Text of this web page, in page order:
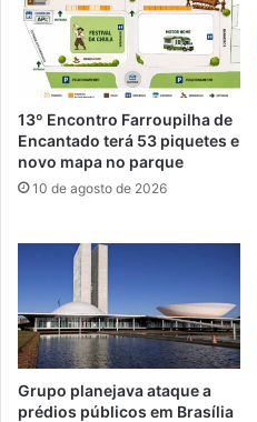
13º Encontro Farroupilha de
Encantado terá 53 piquetes e
novo mapa no parque
10 de agosto de 2026
Grupo planejava ataque a
prédios públicos em Brasília